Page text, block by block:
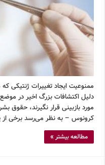
ممنوعیت ایجاد تغییرات ژنتیکی
دلیل اکتشافات بزرگ اخیر در
مورد بازبینی قرار نگیرند، حقوق
کرونوس – به نظر می‌رسد برخی از
مطالعه بیشتر »